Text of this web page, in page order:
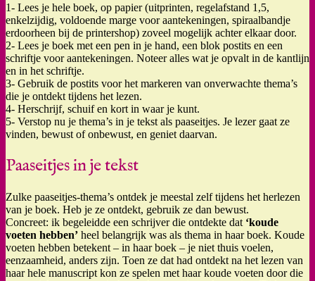
1- Lees je hele boek, op papier (uitprinten, regelafstand 1,5,
enkelzijdig, voldoende marge voor aantekeningen, spiraalbandje
erdoorheen bij de printershop) zoveel mogelijk achter elkaar door.
2- Lees je boek met een pen in je hand, een blok postits en een
schriftje voor aantekeningen. Noteer alles wat je opvalt in de kantlijn
en in het schriftje.
3- Gebruik de postits voor het markeren van onverwachte thema’s
die je ontdekt tijdens het lezen.
4- Herschrijf, schuif en kort in waar je kunt.
5- Verstop nu je thema’s in je tekst als paaseitjes. Je lezer gaat ze
vinden, bewust of onbewust, en geniet daarvan.
Paaseitjes in je tekst
Zulke paaseitjes-thema’s ontdek je meestal zelf tijdens het herlezen
van je boek. Heb je ze ontdekt, gebruik ze dan bewust.
Concreet: ik begeleidde een schrijver die ontdekte dat ‘koude
voeten hebben’ heel belangrijk was als thema in haar boek. Koude
voeten hebben betekent – in haar boek – je niet thuis voelen,
eenzaamheid, anders zijn. Toen ze dat had ontdekt na het lezen van
haar hele manuscript kon ze spelen met haar koude voeten door die